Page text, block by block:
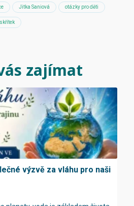
Jitka Saniová otázky pro děti
skřítek
zajímat
výzvě za vláhu pro naši